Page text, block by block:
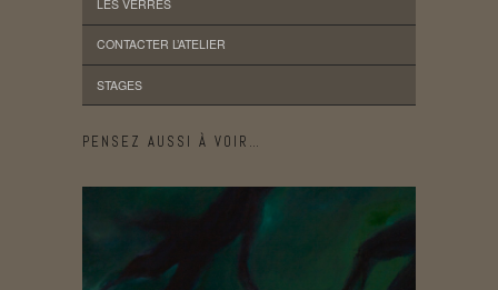
LES VERRES
CONTACTER L’ATELIER
STAGES
PENSEZ AUSSI À VOIR…